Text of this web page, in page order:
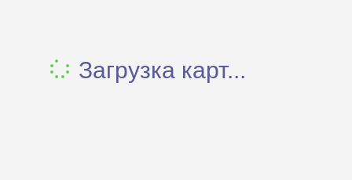
Загрузка карт...